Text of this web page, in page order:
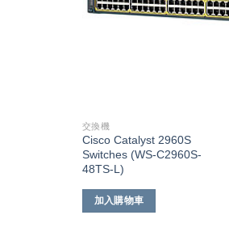
交換機
Cisco Catalyst 2960S
Switches (WS-C2960S-
48TS-L)
加入購物車